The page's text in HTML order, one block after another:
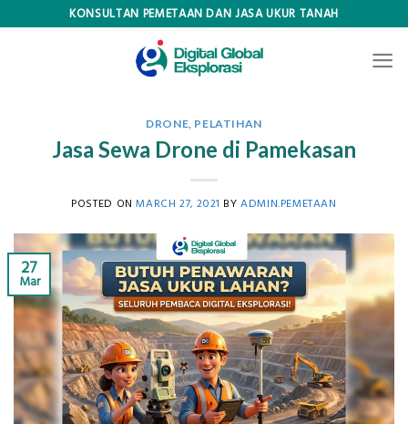
KONSULTAN PEMETAAN DAN JASA UKUR TANAH
DRONE, PELATIHAN
Jasa Sewa Drone di Pamekasan
POSTED ONMARCH 27, 2021 BYADMIN.PEMETAAN
27
Mar